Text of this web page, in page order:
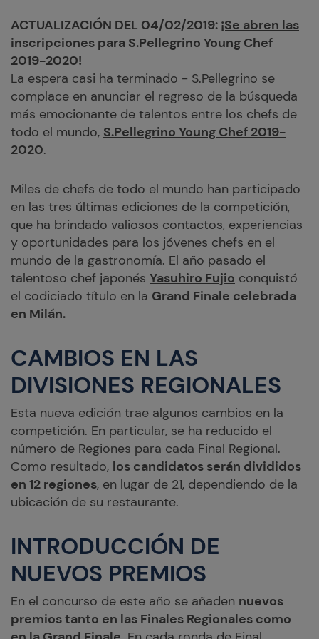
ACTUALIZACIÓN DEL 04/02/2019: ¡Se abren las
inscripciones para S.Pellegrino Young Chef
2019-2020!
La espera casi ha terminado - S.Pellegrino se
complace en anunciar el regreso de la búsqueda
más emocionante de talentos entre los chefs de
todo el mundo, S.Pellegrino Young Chef 2019-
2020.
Miles de chefs de todo el mundo han participado
en las tres últimas ediciones de la competición,
que ha brindado valiosos contactos, experiencias
y oportunidades para los jóvenes chefs en el
mundo de la gastronomía. El año pasado el
talentoso chef japonés Yasuhiro Fujio conquistó
el codiciado título en la Grand Finale celebrada
en Milán.
CAMBIOS EN LAS
DIVISIONES REGIONALES
Esta nueva edición trae algunos cambios en la
competición. En particular, se ha reducido el
número de Regiones para cada Final Regional.
Como resultado, los candidatos serán divididos
en 12 regiones, en lugar de 21, dependiendo de la
ubicación de su restaurante.
INTRODUCCIÓN DE
NUEVOS PREMIOS
En el concurso de este año se añaden nuevos
premios tanto en las Finales Regionales como